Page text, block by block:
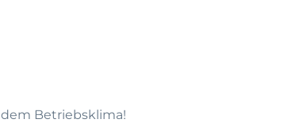
Betriebsklima!